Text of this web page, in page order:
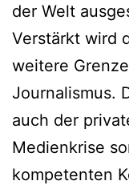
der Welt
Verstärkt wird
weitere
Journalismus.
auch der
Medienkrise
kompetenten